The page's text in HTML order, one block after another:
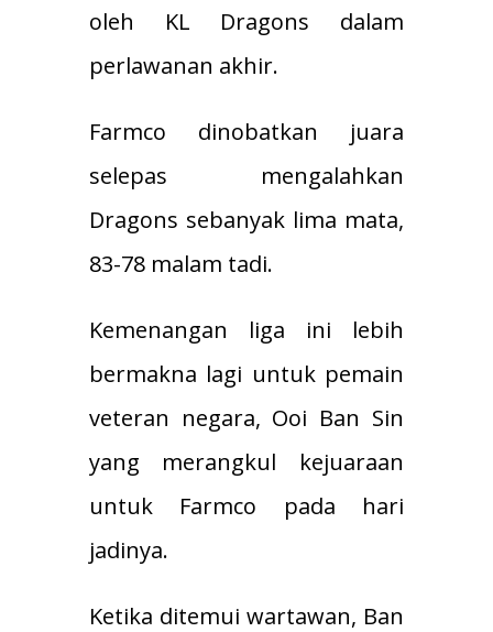
oleh KL Dragons dalam
perlawanan akhir.
Farmco dinobatkan juara
selepas mengalahkan
Dragons sebanyak lima mata,
83-78 malam tadi.
Kemenangan liga ini lebih
bermakna lagi untuk pemain
veteran negara, Ooi Ban Sin
yang merangkul kejuaraan
untuk Farmco pada hari
jadinya.
Ketika ditemui wartawan, Ban